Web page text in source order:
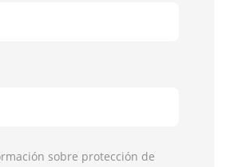
sobre protección de